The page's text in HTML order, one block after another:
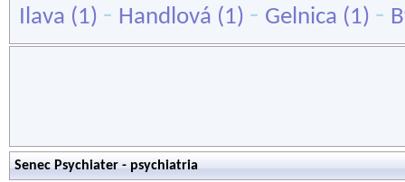
Ilava (1) - Handlová (1) - Gelnica (1) -
Senec Psychiater - psychiatria